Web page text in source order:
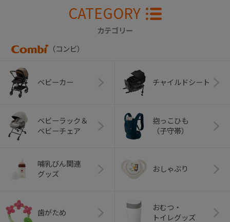
CATEGORY
カテゴリー
（コンビ）
ベビーカー チャイルドシート
ベビーラック＆
ベビーチェア
抱っこひも
（子守帯）
哺乳びん関連
グッズ
おしゃぶり
歯がため
おむつ・
トイレグッズ